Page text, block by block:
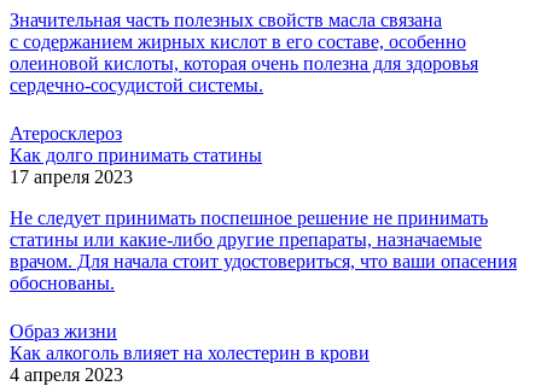
Значительная часть полезных свойств масла связана
с содержанием жирных кислот в его составе, особенно
олеиновой кислоты, которая очень полезна для здоровья
сердечно-сосудистой системы.
Атеросклероз
Как долго принимать статины
17 апреля 2023
Не следует принимать поспешное решение не принимать
статины или какие-либо другие препараты, назначаемые
врачом. Для начала стоит удостовериться, что ваши опасения
обоснованы.
Образ жизни
Как алкоголь влияет на холестерин в крови
4 апреля 2023